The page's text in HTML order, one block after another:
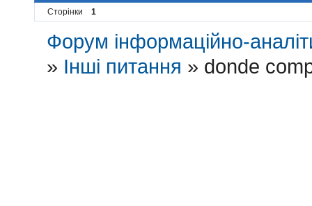
Сторінки 1
Форум інформаційно-
» Інші питання » donde